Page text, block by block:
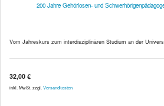
200 Jahre Gehörlosen- und
Vom Jahreskurs zum interdisziplinären Studium an der
32,00 €
inkl. MwSt. zzgl. Versandkosten